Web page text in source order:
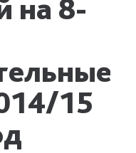
на 8-
15